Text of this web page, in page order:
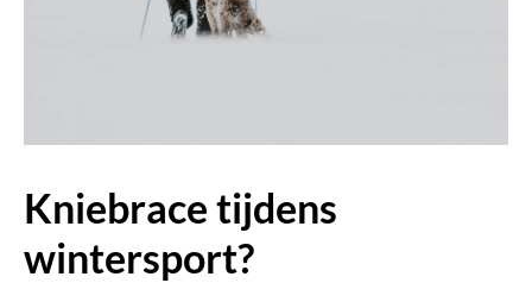
Kniebrace tijdens
wintersport?